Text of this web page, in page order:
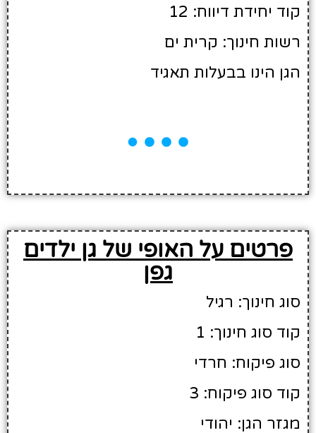
קוד יחידת דיווח: 12
רשות חינוך: קרית ים
הגן הינו בבעלות תאגיד
פרטים על האופי של גן ילדים
גפן
סוג חינוך: רגיל
קוד סוג חינוך: 1
סוג פיקוח: חרדי
קוד סוג פיקוח: 3
מגזר הגן: יהודי